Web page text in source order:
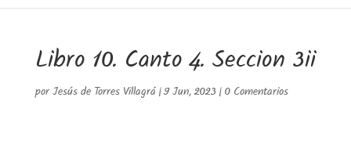
Libro 10. Canto 4. Seccion 3ii
por Jesús de Torres Villagrá |9 Jun, 2023 | 0 Comentarios